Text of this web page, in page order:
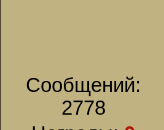
Сообщений:
2778